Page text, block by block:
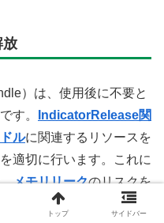
放
）は、使用後に不要と
す。
IndicatorRelease関
ルに関連するリソースを
適切に行います。これに
メモリリークのリスクを
トップ サイドバー